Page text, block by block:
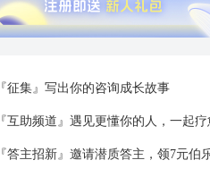
『征集』写出你的咨询成长故事
『互助频道』遇见更懂你的人，一起
『答主招新』邀请潜质答主，领7元伯